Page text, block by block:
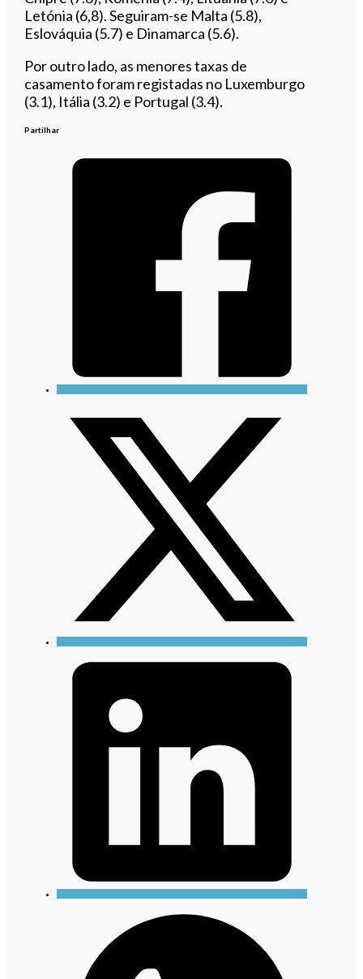
Letónia (6,8). Seguiram-se Malta (5.8),
Eslováquia (5.7) e Dinamarca (5.6).
Por outro lado, as menores taxas de
casamento foram registadas no Luxemburgo
(3.1), Itália (3.2) e Portugal (3.4).
Partilhar